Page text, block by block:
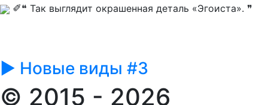
✐❝ Так выглядит окрашенная деталь «Эгоиста». ❞
► Новые виды #3
© 2015 - 2026